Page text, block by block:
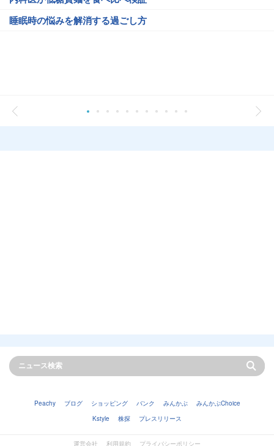
睡眠時の悩みを解消する過ごし方
Peachy ブログ ショッピング バンク みんかぶ
みんかぶChoice
Kstyle
株探 プレスリリース
運営会社 利用規約 プライバシーポリシー